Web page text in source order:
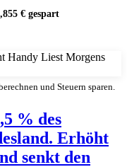
€ gespart
und Steuern sparen.
% des
Erhöht
senkt den